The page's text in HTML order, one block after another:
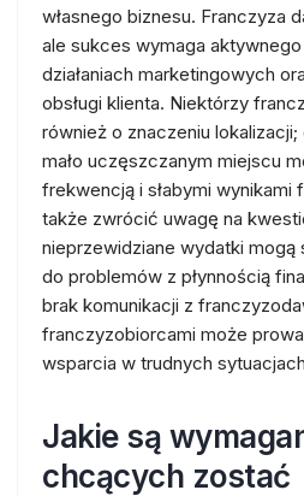
własnego biznesu. Franczyza
ale sukces wymaga
działaniach marketingowych
obsługi klienta. Niektórzy
również o znaczeniu
mało uczęszczanym miejscu
frekwencją i słabymi wynikami
także zwrócić uwagę na
nieprzewidziane wydatki
do problemów z płynnością
brak komunikacji z
franczyzobiorcami może
wsparcia w trudnych
Jakie są
chcących zostać